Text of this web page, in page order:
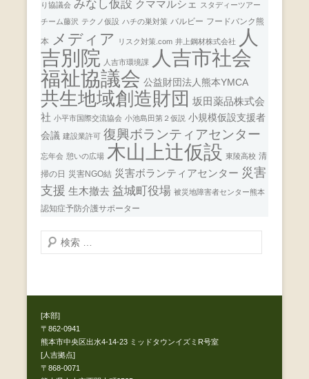
り協議会 みなし仮設 クママルシェ
スタディーツアー
チーム藤沢 テクノ仮設 ハチの巣対策 バルビー フードバンク熊
本 メディア リスク対策.com 井上鋼材株式会社
人
吉別院
人吉市環境課
人吉市社会
福祉協議会 公益財団法人熊本YMCA
共生地域創造財団 坂田薬品株式会
社 小平市国際交流協会 小池島田第２仮説 小規模仮設支援者
会議 建設業許可 復興ボランティアセンター
忘年会 憩いの広場 木山上辻仮設 東陵高校 清
掃の日 災害NGO結 災害ボランティアセンター 災害
支援 生木撤去 益城町役場 被災地障害者センター熊本
認知症予防介護サポーター
検
索
[本部]
〒862-0941
熊本市中央区出水4-14-23 ミッドタウンイズミR号室
[人吉拠点]
〒868-0071